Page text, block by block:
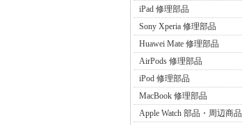
iPad 修理部品
Sony Xperia 修理部品
Huawei Mate 修理部品
AirPods 修理部品
iPod 修理部品
MacBook 修理部品
Apple Watch 部品・周辺商品